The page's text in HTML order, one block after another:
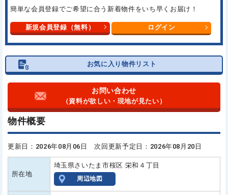
簡単な会員登録でご希望に合う 新着物件をいち早くお届け！
新規会員登録（無料） ログイン
お気に入り物件リスト
お問い合わせ
（資料が欲しい・現地が見たい）
物件概要
更新日：2026年08月06日 次回更新予定日：2026年08月20日
所在地
埼玉県さいたま市桜区 栄和４丁目
周辺地図